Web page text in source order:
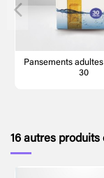
Pansements
30
16 autres